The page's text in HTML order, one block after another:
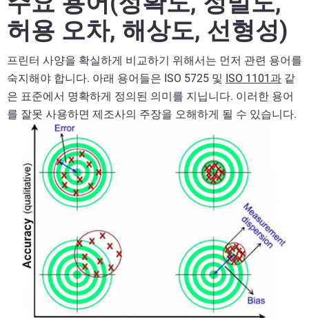
허용 오차, 해상도, 선형성)
프린터 사양을 확실하게 비교하기 위해서는 먼저 관련 용어를
숙지해야 합니다. 아래 용어들은 ISO 5725 및 ISO 1101과 같
은 표준에서 명확하게 정의된 의미를 지닙니다. 이러한 용어
를 잘못 사용하면 제조사의 주장을 오해하게 될 수 있습니다.